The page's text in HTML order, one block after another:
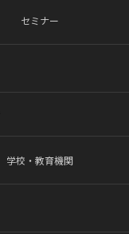
セミナー
学校・教育機関